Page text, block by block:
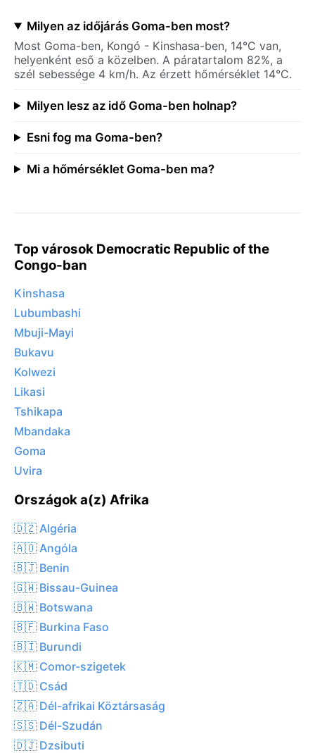
Milyen az időjárás Goma-ben most?
Most Goma-ben, Kongó - Kinshasa-ben, 14°C van,
helyenként eső a közelben. A páratartalom 82%, a
szél sebessége 4 km/h. Az érzett hőmérséklet 14°C.
Milyen lesz az idő Goma-ben holnap?
Esni fog ma Goma-ben?
Mi a hőmérséklet Goma-ben ma?
Top városok Democratic Republic of the
Congo-ban
Kinshasa
Lubumbashi
Mbuji-Mayi
Bukavu
Kolwezi
Likasi
Tshikapa
Mbandaka
Goma
Uvira
Országok a(z) Afrika
🇩🇿 Algéria
🇦🇴 Angóla
🇧🇯 Benin
🇬🇼 Bissau-Guinea
🇧🇼 Botswana
🇧🇫 Burkina Faso
🇧🇮 Burundi
🇰🇲 Comor-szigetek
🇹🇩 Csád
🇿🇦 Dél-afrikai Köztársaság
🇸🇸 Dél-Szudán
🇩🇯 Dzsibuti